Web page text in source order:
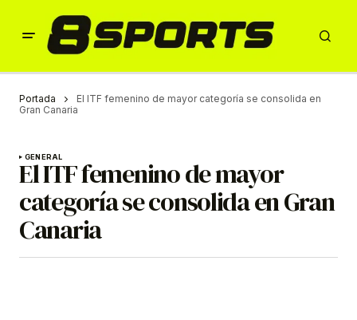
Portada
El ITF femenino de mayor categoría se consolida en
Gran Canaria
GENERAL
El ITF femenino de mayor
categoría se consolida en Gran
Canaria